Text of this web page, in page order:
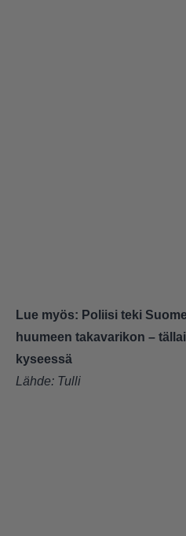
Lue myös: Poliisi teki
huumeen takavarikon –
kyseessä
Lähde: Tulli